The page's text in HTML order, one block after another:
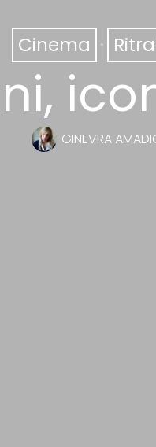
Cinema ·
GINEVRA